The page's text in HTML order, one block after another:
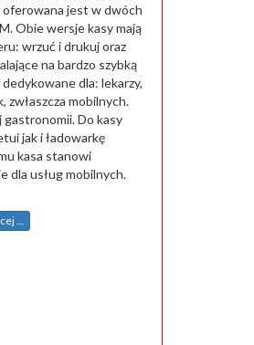
oferowana jest w dwóch
Obie wersje kasy mają
wrzuć i drukuj oraz
na bardzo szybką
dla: lekarzy,
zwłaszcza mobilnych.
gastronomii. Do kasy
jak i ładowarkę
kasa stanowi
dla usług mobilnych.
...